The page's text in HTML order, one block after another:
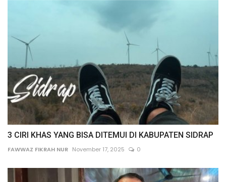
3 CIRI KHAS YANG BISA DITEMUI DI KABUPATEN SIDRAP
FAWWAZ FIKRAH NUR November 17, 2025 0